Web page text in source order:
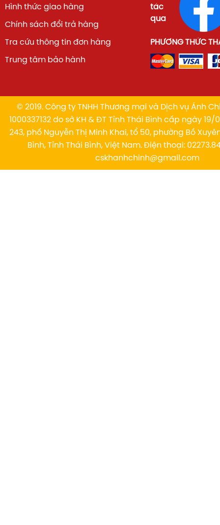
Hình thức giao hàng
Chính sách đổi trả hàng
Tra cứu thông tin đơn hàng
Trung tâm bảo hành
tác
qua
PHƯƠNG THỨC
© 2019. Công ty TNHH Thương mại và Dịch vụ Ánh
1000337132 do sở KH & ĐT Tỉnh Thái Bình cấp ngày 19/
243, phố Nguyễn Thị Minh Khai, tổ 50, phường Bồ
Bình, Tỉnh Thái Bình, Việt Nam. Điện thoại:
cskhanhchinh@gmail.com